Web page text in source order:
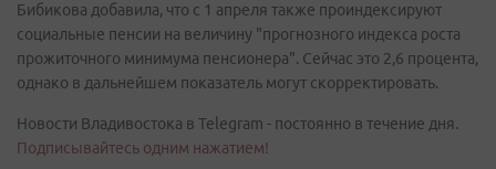
Бибикова добавила, что с 1 апреля также проиндексируют
социальные пенсии на величину "прогнозного индекса роста
прожиточного минимума пенсионера". Сейчас это 2,6 процента,
однако в дальнейшем показатель могут скорректировать.
Новости Владивостока в Telegram - постоянно в течение дня.
Подписывайтесь одним нажатием!